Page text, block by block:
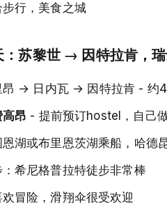
行，美食之城
：苏黎世 → 因特拉肯，瑞
昂 → 日内瓦 → 因特拉肯 - 约
昂 - 提前预订hostel，自己
恩湖或布里恩茨湖乘船，哈德
希尼格普拉特徒步非常棒
冒险，滑翔伞很受欢迎